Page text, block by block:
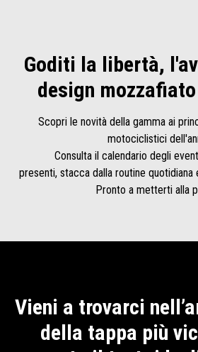
Goditi la libertà,
design
Scopri le novità della gamma ai
motociclistici
Consulta il calendario degli
presenti, stacca dalla routine quotidiana
Pronto a metterti alla
Vieni a trovarci
della tappa più